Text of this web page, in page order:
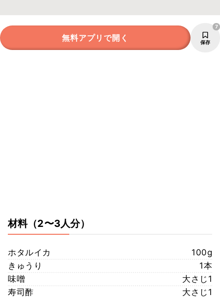
無料アプリで開く 保存
7
材料（2〜3人分）
ホタルイカ
100g
きゅうり
1本
味噌
大さじ1
寿司酢
大さじ1